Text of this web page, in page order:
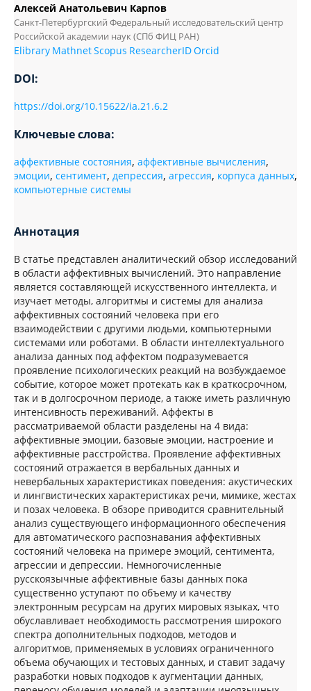
Алексей Анатольевич Карпов
Санкт-Петербургский Федеральный исследовательский центр
Российской академии наук (СПб ФИЦ РАН)
Elibrary MathnetScopus ResearcherIDOrcid
DOI:
https://doi.org/10.15622/ia.21.6.2
Ключевые слова:
аффективные состояния, аффективные вычисления,
эмоции, сентимент, депрессия, агрессия, корпуса данных,
компьютерные системы
Аннотация
В статье представлен аналитический обзор исследований
в области аффективных вычислений. Это направление
является составляющей искусственного интеллекта, и
изучает методы, алгоритмы и системы для анализа
аффективных состояний человека при его
взаимодействии с другими людьми, компьютерными
системами или роботами. В области интеллектуального
анализа данных под аффектом подразумевается
проявление психологических реакций на возбуждаемое
событие, которое может протекать как в краткосрочном,
так и в долгосрочном периоде, а также иметь различную
интенсивность переживаний. Аффекты в
рассматриваемой области разделены на 4 вида:
аффективные эмоции, базовые эмоции, настроение и
аффективные расстройства. Проявление аффективных
состояний отражается в вербальных данных и
невербальных характеристиках поведения: акустических
и лингвистических характеристиках речи, мимике, жестах
и позах человека. В обзоре приводится сравнительный
анализ существующего информационного обеспечения
для автоматического распознавания аффективных
состояний человека на примере эмоций, сентимента,
агрессии и депрессии. Немногочисленные
русскоязычные аффективные базы данных пока
существенно уступают по объему и качеству
электронным ресурсам на других мировых языках, что
обуславливает необходимость рассмотрения широкого
спектра дополнительных подходов, методов и
алгоритмов, применяемых в условиях ограниченного
объема обучающих и тестовых данных, и ставит задачу
разработки новых подходов к аугментации данных,